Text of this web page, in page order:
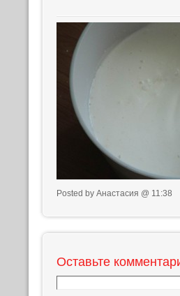
Posted by Анастасия @ 11:38
Оставьте